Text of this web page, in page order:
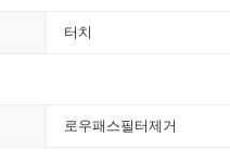
터치
로우패스필터제거